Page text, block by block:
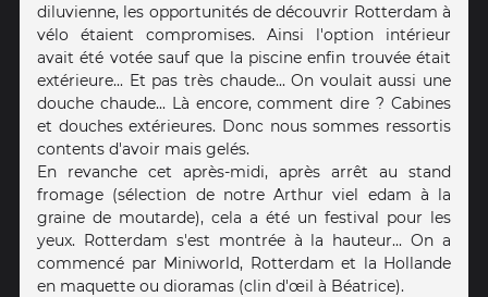
diluvienne, les opportunités de découvrir Rotterdam à
vélo étaient compromises. Ainsi l'option intérieur
avait été votée sauf que la piscine enfin trouvée était
extérieure... Et pas très chaude... On voulait aussi une
douche chaude... Là encore, comment dire ? Cabines
et douches extérieures. Donc nous sommes ressortis
contents d'avoir mais gelés.
En revanche cet après-midi, après arrêt au stand
fromage (sélection de notre Arthur viel edam à la
graine de moutarde), cela a été un festival pour les
yeux. Rotterdam s'est montrée à la hauteur... On a
commencé par Miniworld, Rotterdam et la Hollande
en maquette ou dioramas (clin d'œil à Béatrice).